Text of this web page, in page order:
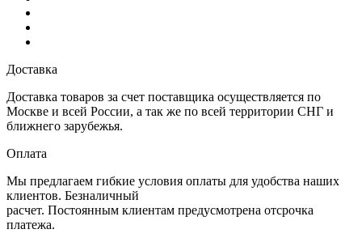
Доставка
Доставка товаров за счет поставщика осуществляется по
Москве и всей России, а так же по всей территории СНГ и
ближнего зарубежья.
Оплата
Мы предлагаем гибкие условия оплаты для удобства наших
клиентов. Безналичный
расчет. Постоянным клиентам предусмотрена отсрочка
платежа.